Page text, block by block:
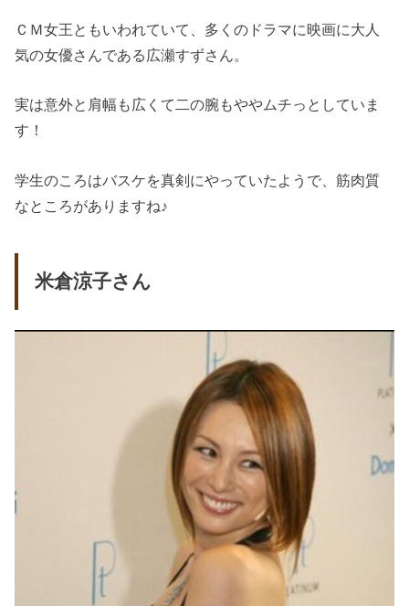
ＣＭ女王ともいわれていて、多くのドラマに映画に大人
気の女優さんである広瀬すずさん。
実は意外と肩幅も広くて二の腕もややムチっとしていま
す！
学生のころはバスケを真剣にやっていたようで、筋肉質
なところがありますね♪
米倉涼子さん